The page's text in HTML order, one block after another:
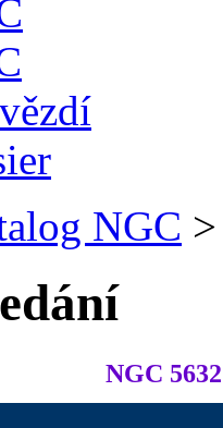
NGC >
NGC 5632